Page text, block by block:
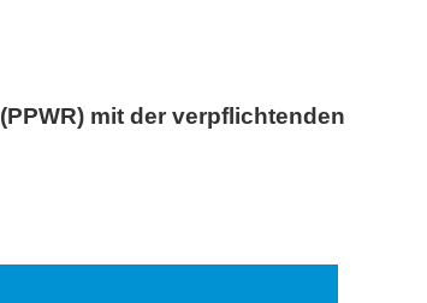
(PPWR) mit der verpflichtenden